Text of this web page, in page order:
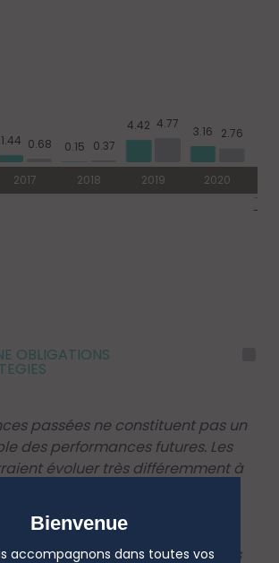
OBLIGATIONS
passées ne constituent pas un
des performances futures. Les
évoluer très différemment à
toutefois vous aider à
le fonds a été géré dans le
affiche la performance du fonds
Bienvenue
accompagnons dans toutes vos